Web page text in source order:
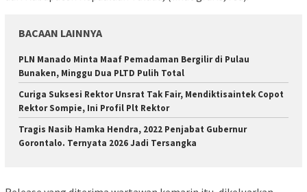
BACAAN LAINNYA
PLN Manado Minta Maaf Pemadaman Bergilir di Pulau
Bunaken, Minggu Dua PLTD Pulih Total
Curiga Suksesi Rektor Unsrat Tak Fair, Mendiktisaintek Copot
Rektor Sompie, Ini Profil Plt Rektor
Tragis Nasib Hamka Hendra, 2022 Penjabat Gubernur
Gorontalo. Ternyata 2026 Jadi Tersangka